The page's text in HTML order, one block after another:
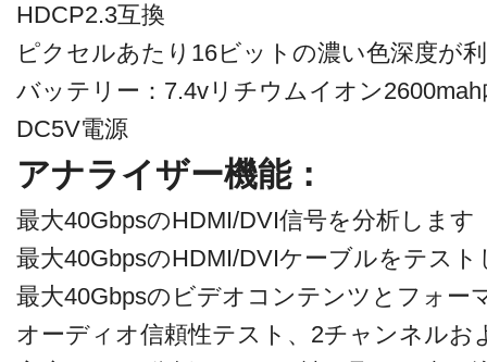
HDCP2.3互換
ピクセルあたり16ビットの濃い色深度が
バッテリー：7.4vリチウムイオン
DC5V電源
アナライザー機能：
最大40GbpsのHDMI/DVI信号を分析します
最大40GbpsのHDMI/DVIケーブルをテスト
最大40Gbpsのビデオコンテンツとフォー
オーディオ信頼性テスト、2チャンネル